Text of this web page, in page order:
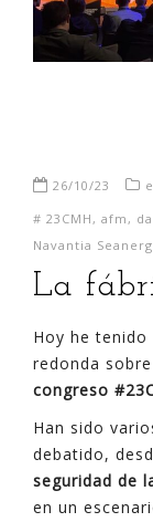
26/10/23
# 23CMH , afm ,
Navantia
La
Hoy he
redonda
congreso
Han sido
debatido,
seguridad de
en un